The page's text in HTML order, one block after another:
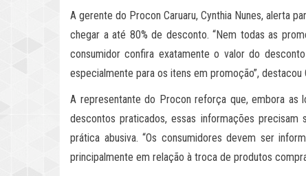
A gerente do Procon Caruaru, Cynthia Nunes, alerta
chegar a até 80% de desconto. “Nem todas as
consumidor confira exatamente o valor do
especialmente para os itens em promoção”, destacou
A representante do Procon reforça que, embora as
descontos praticados, essas informações
prática abusiva. “Os consumidores devem ser
principalmente em relação à troca de produtos